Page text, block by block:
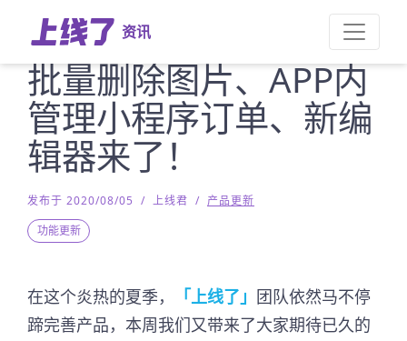
资讯
批量删除图片、APP内
管理小程序订单、新编
辑器来了！
发布于 2020/08/05 / 上线君 / 产品更新
功能更新
在这个炎热的夏季， 「上线了」 团队依然马不停
蹄完善产品，本周我们又带来了大家期待已久的